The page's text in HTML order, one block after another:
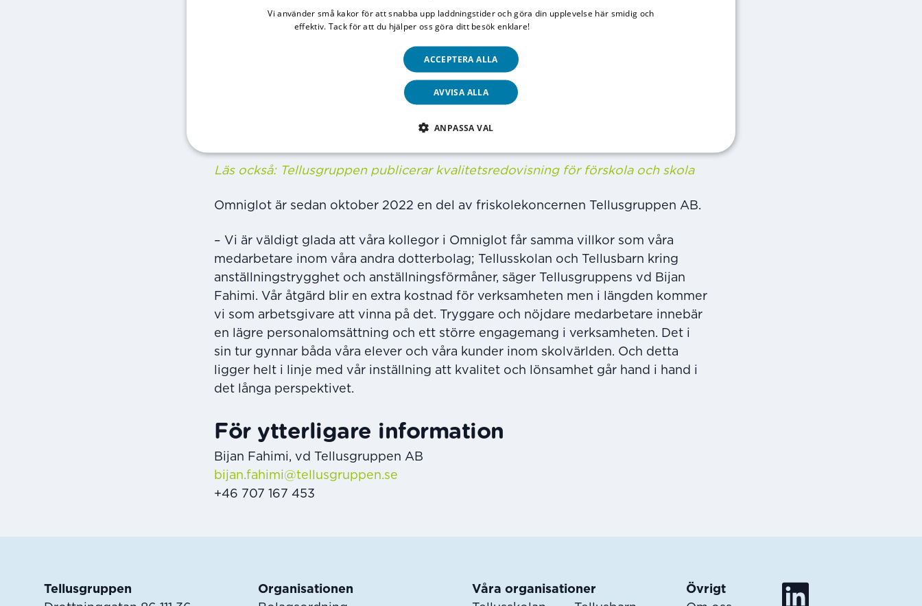
mellan Almega och Sveriges Lärare samt Vision.
Avtalet berör 186 modersmålslärare och innebär förbättrade anställningsvillkor
– Med detta avtal får våra lärare bland annat tjänstepension, bättre
Bergström som är vd för Omniglot.
Läs också: Tellusgruppen publicerar kvalitetsredovisning för förskola och skola
Omniglot är sedan oktober 2022 en del av friskolekoncernen Tellusgruppen AB.
– Vi är väldigt glada att våra kollegor i Omniglot får samma villkor som våra
medarbetare inom våra andra dotterbolag; Tellusskolan och Tellusbarn kring
anställningstrygghet och anställningsförmåner, säger Tellusgruppens vd Bijan
Fahimi. Vår åtgärd blir en extra kostnad för verksamheten men i längden kommer
vi som arbetsgivare att vinna på det. Tryggare och nöjdare medarbetare innebär
en lägre personalomsättning och ett större engagemang i verksamheten. Det i
sin tur gynnar båda våra elever och våra kunder inom skolvärlden. Och detta
ligger helt i linje med vår inställning att kvalitet och lönsamhet går hand i hand i
det långa perspektivet.
För ytterligare information
Bijan Fahimi, vd Tellusgruppen AB
bijan.fahimi@tellusgruppen.se
+46 707 167 453
Tellusgruppen
Organisationen
Våra organisationer
Övrigt
Vi använder små kakor för att snabba upp laddningstider och göra din upplevelse här smidig och
effektiv. Tack för att du hjälper oss göra ditt besök enklare!
ACCEPTERA ALLA
AVVISA ALLA
ANPASSA VAL